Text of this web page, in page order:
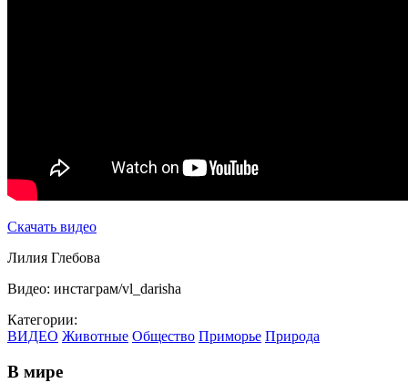
Скачать видео
Лилия Глебова
Видео: инстаграм/vl_darisha
Категории:
ВИДЕО Животные Общество Приморье Природа
В мире